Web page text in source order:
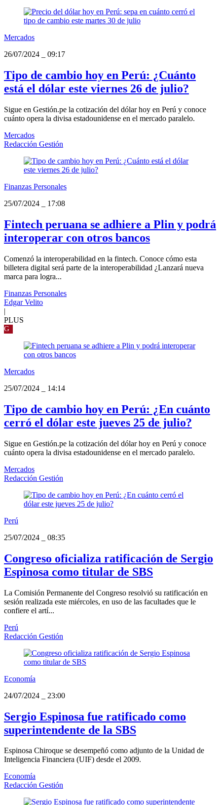
Mercados
26/07/2024
09:17
Tipo de cambio hoy en Perú: ¿Cuánto
está el dólar este viernes 26 de julio?
Sigue en Gestión.pe la cotización del dólar hoy en Perú y conoce
cuánto opera la divisa estadounidense en el mercado paralelo.
Mercados
Redacción Gestión
Finanzas Personales
25/07/2024
17:08
Fintech peruana se adhiere a Plin y podrá
interoperar con otros bancos
Comenzó la interoperabilidad en la fintech. Conoce cómo esta
billetera digital será parte de la interoperabilidad ¿Lanzará nueva
marca para logra...
Finanzas Personales
Edgar Velito
|
PLUS
G
Mercados
25/07/2024
14:14
Tipo de cambio hoy en Perú: ¿En cuánto
cerró el dólar este jueves 25 de julio?
Sigue en Gestión.pe la cotización del dólar hoy en Perú y conoce
cuánto opera la divisa estadounidense en el mercado paralelo.
Mercados
Redacción Gestión
Perú
25/07/2024
08:35
Congreso oficializa ratificación de Sergio
Espinosa como titular de SBS
La Comisión Permanente del Congreso resolvió su ratificación en
sesión realizada este miércoles, en uso de las facultades que le
confiere el artí...
Perú
Redacción Gestión
Economía
24/07/2024
23:00
Sergio Espinosa fue ratificado como
superintendente de la SBS
Espinosa Chiroque se desempeñó como adjunto de la Unidad de
Inteligencia Financiera (UIF) desde el 2009.
Economía
Redacción Gestión